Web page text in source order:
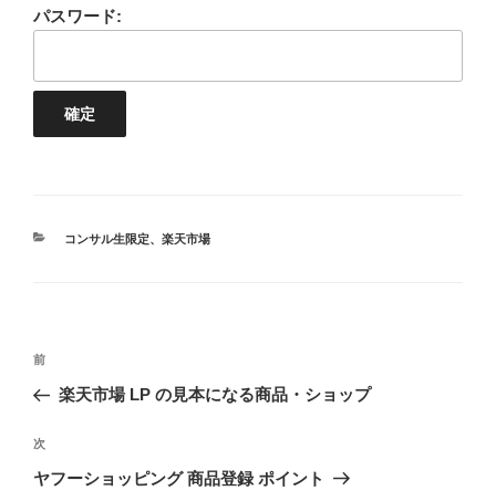
パスワード:
カ
コンサル生限定、 楽天市場
投
ナ
ビ
ゲ
前
の
稿
前
楽天市場 LP の⾒本になる商品・ショップ
次
の
次
ヤフーショッピング 商品登録 ポイント